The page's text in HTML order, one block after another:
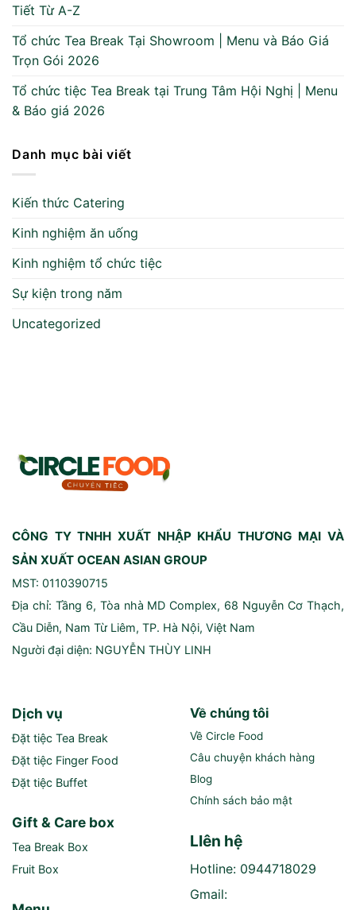
Tiết Từ A-Z
Tổ chức Tea Break Tại Showroom | Menu và Báo Giá
Trọn Gói 2026
Tổ chức tiệc Tea Break tại Trung Tâm Hội Nghị | Menu
& Báo giá 2026
Danh mục bài viết
Kiến thức Catering
Kinh nghiệm ăn uống
Kinh nghiệm tổ chức tiệc
Sự kiện trong năm
Uncategorized
CÔNG TY TNHH XUẤT NHẬP KHẨU THƯƠNG MẠI VÀ
SẢN XUẤT OCEAN ASIAN GROUP
MST: 0110390715
Địa chỉ: Tầng 6, Tòa nhà MD Complex, 68 Nguyễn Cơ Thạch,
Cầu Diễn, Nam Từ Liêm, TP. Hà Nội, Việt Nam
Người đại diện: NGUYỄN THÙY LINH
Dịch vụ
Đặt tiệc Tea Break
Đặt tiệc Finger Food
Đặt tiệc Buffet
Gift & Care box
Tea Break Box
Fruit Box
Về chúng tôi
Về Circle Food
Câu chuyện khách hàng
Blog
Chính sách bảo mật
LIên hệ
Hotline: 0944718029
Gmail: